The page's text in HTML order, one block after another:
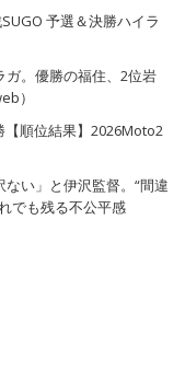
予選＆決勝ハイラ
ガ。優勝の福住、2位岩
）
順位結果】2026Moto2
ない」と伊沢監督。“間違
でも残る不公平感